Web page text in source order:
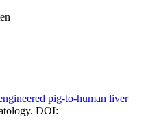
pig-to-human liver
DOI: